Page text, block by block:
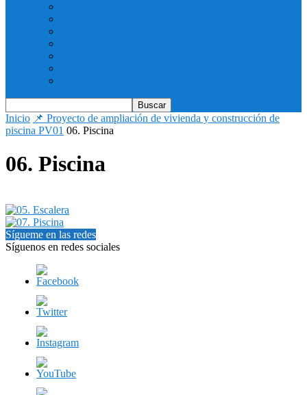
Inicio 📌 Proyecto de ampliación de vivienda y construcción de
piscina PV01 06. Piscina
06. Piscina
Sígueme en las redes
Síguenos en redes sociales